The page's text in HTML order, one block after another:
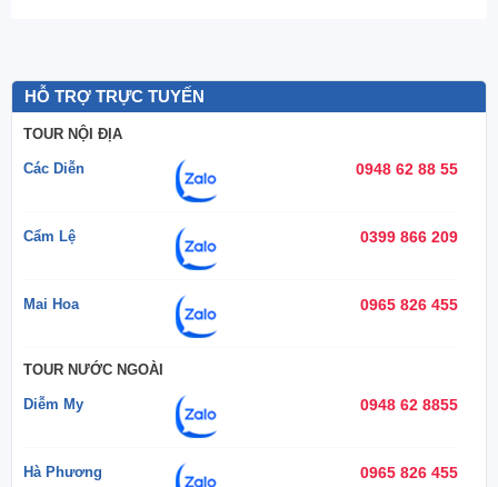
HỖ TRỢ TRỰC TUYẾN
TOUR NỘI ĐỊA
Các Diễn 0948 62 88 55
Cẩm Lệ 0399 866 209
Mai Hoa 0965 826 455
TOUR NƯỚC NGOÀI
Diễm My 0948 62 8855
Hà Phương 0965 826 455